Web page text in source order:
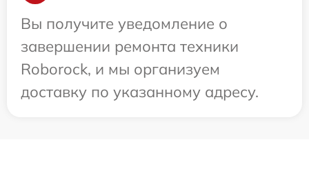
Вы получите уведомление о
завершении ремонта техники
Roborock, и мы организуем
доставку по указанному адресу.